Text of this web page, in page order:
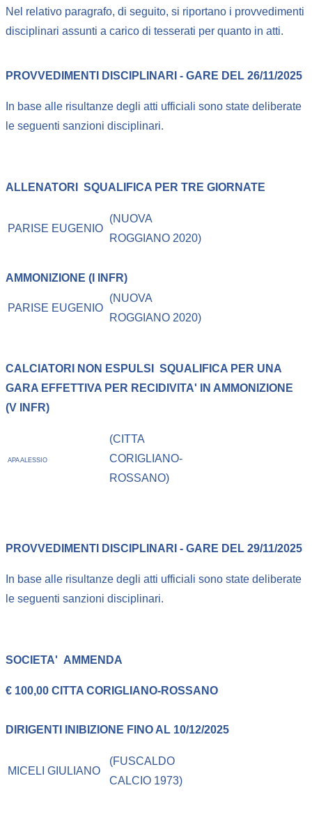
Nel relativo paragrafo, di seguito, si riportano i provvedimenti
disciplinari assunti a carico di tesserati per quanto in atti.
PROVVEDIMENTI DISCIPLINARI - GARE DEL 26/11/2025
In base alle risultanze degli atti ufficiali sono state deliberate
le seguenti sanzioni disciplinari.
ALLENATORI SQUALIFICA PER TRE GIORNATE
PARISE EUGENIO
(NUOVA
ROGGIANO 2020)
AMMONIZIONE (I INFR)
PARISE EUGENIO
(NUOVA
ROGGIANO 2020)
CALCIATORI NON ESPULSI
SQUALIFICA PER UNA
GARA EFFETTIVA PER RECIDIVITA' IN AMMONIZIONE
(V INFR)
APA ALESSIO
(CITTA
CORIGLIANO-
ROSSANO)
PROVVEDIMENTI DISCIPLINARI - GARE DEL 29/11/2025
In base alle risultanze degli atti ufficiali sono state deliberate
le seguenti sanzioni disciplinari.
SOCIETA' AMMENDA
€ 100,00 CITTA CORIGLIANO-ROSSANO
DIRIGENTI INIBIZIONE FINO AL 10/12/2025
MICELI GIULIANO
(FUSCALDO
CALCIO 1973)